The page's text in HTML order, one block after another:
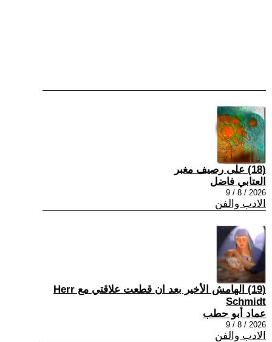
(18) على رصيف مغبر
العتابي فاضل
2026 / 8 / 9
الادب والفن
(19) الهامش الأخير بعد ان قطعت علاقتي مع Herr
Schmidt
عماد أبو حطب
2026 / 8 / 9
الادب والفن